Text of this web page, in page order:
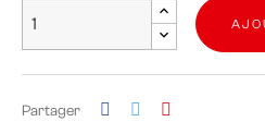
Partager